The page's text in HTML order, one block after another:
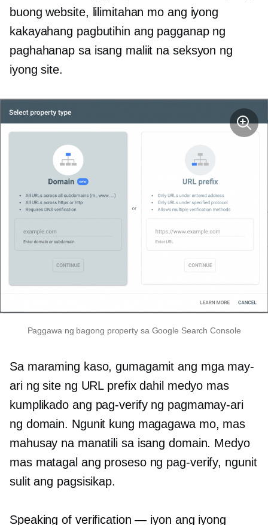
buong website, lilimitahan mo ang iyong
kakayahang pagbutihin ang pagganap ng
paghahanap sa isang maliit na seksyon ng
iyong site.
Paggawa ng bagong property sa Google Search Console
Sa maraming kaso, gumagamit ang mga may-
ari ng site ng URL prefix dahil medyo mas
kumplikado ang pag-verify ng pagmamay-ari
ng domain. Ngunit kung magagawa mo, mas
mahusay na manatili sa isang domain. Medyo
mas matagal ang proseso ng pag-verify, ngunit
sulit ang pagsisikap.
Speaking of verification — iyon ang iyong